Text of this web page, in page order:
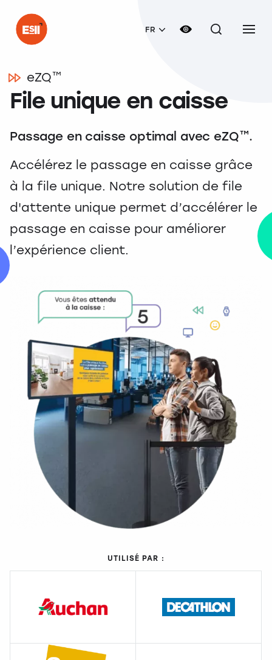
FR
eZQ™
File unique en caisse
Passage en caisse optimal avec eZQ™.
Accélérez le passage en caisse grâce
à la file unique. Notre solution de file
d'attente unique permet d’accélérer le
passage en caisse pour améliorer
l’expérience client.
UTILISÉ PAR :